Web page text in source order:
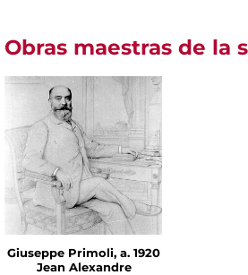
Obras maestras de la
Giuseppe Primoli, a. 1920
Jean Alexandre